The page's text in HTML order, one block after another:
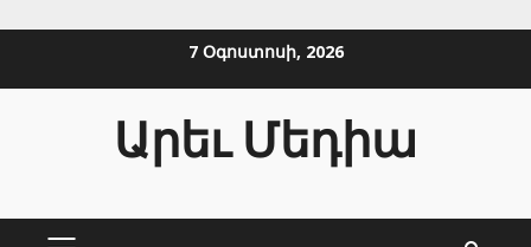
7 Օգոստոսի, 2026
Արեւ Մեդիա